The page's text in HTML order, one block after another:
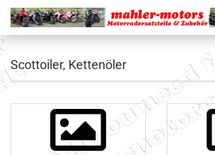
Scottoiler, Kettenöler